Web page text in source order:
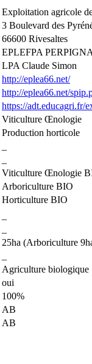
Exploitation agricole
3 Boulevard des
66600 Rivesaltes
EPLEFPA
LPA Claude Simon
http://eplea66.net/
http://eplea66.net/
https://adt.educagri.fr/
Viticulture Œnologie
Production horticole
Viticulture Œnologie
Arboriculture BIO
Horticulture BIO
25ha (Arboriculture
Agriculture biologique
oui
100%
AB
AB